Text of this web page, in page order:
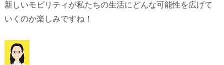
新しいモビリティが私たちの生活にどんな可能性を広げて
いくのか楽しみですね！